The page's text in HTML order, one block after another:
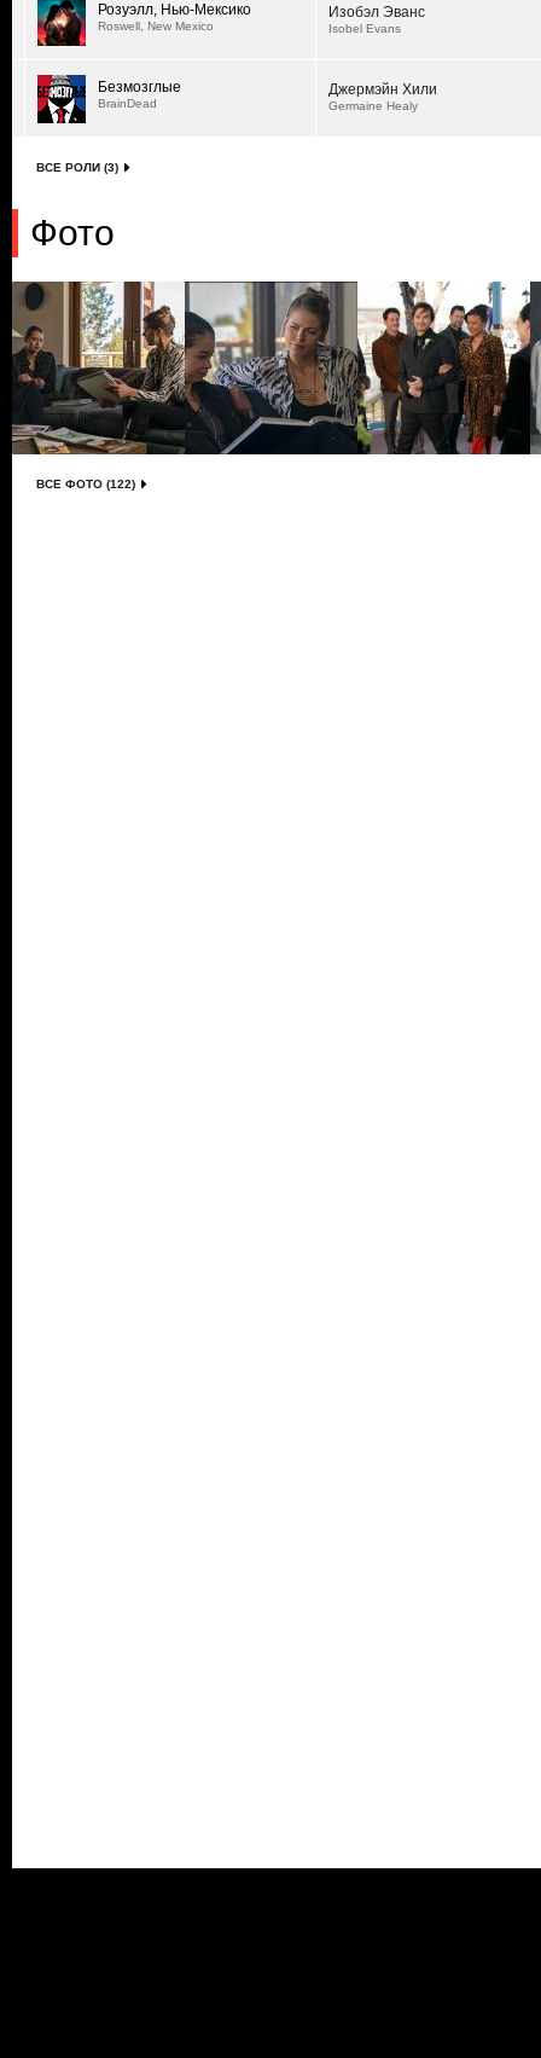
Розуэлл, Нью-Мексико
Roswell, New Mexico
Изобэл Эванс
Isobel Evans
Безмозглые
BrainDead
Джермэйн Хили
Germaine Healy
ВСЕ РОЛИ (3)
Фото
ВСЕ ФОТО (122)